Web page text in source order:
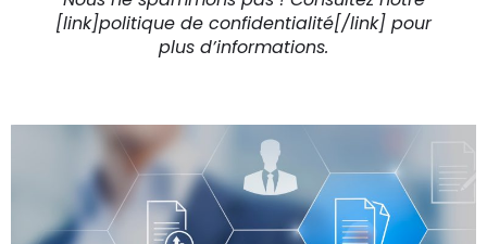
[link]politique de confidentialité[/link] pour
plus d’informations.